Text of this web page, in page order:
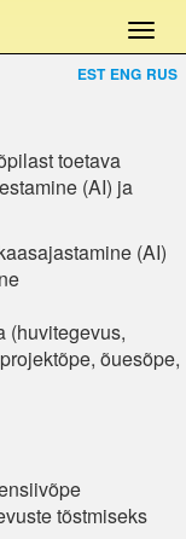
EST ENG RUS
toetava
(AI) ja
(AI)
(huvitegevus,
õuesõpe,
tõstmiseks